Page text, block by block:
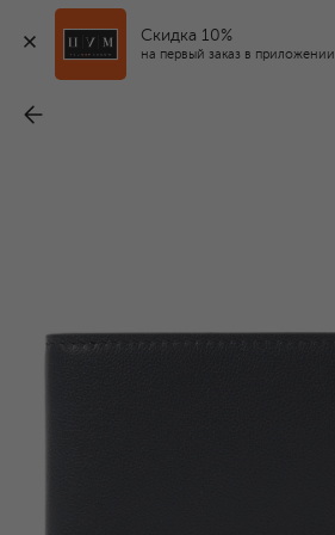
Скидка 10%
на первый заказ в приложении